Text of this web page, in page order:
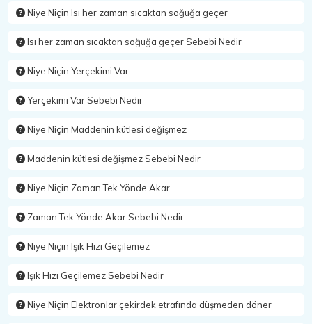
Niye Niçin Isı her zaman sıcaktan soğuğa geçer
Isı her zaman sıcaktan soğuğa geçer Sebebi Nedir
Niye Niçin Yerçekimi Var
Yerçekimi Var Sebebi Nedir
Niye Niçin Maddenin kütlesi değişmez
Maddenin kütlesi değişmez Sebebi Nedir
Niye Niçin Zaman Tek Yönde Akar
Zaman Tek Yönde Akar Sebebi Nedir
Niye Niçin Işık Hızı Geçilemez
Işık Hızı Geçilemez Sebebi Nedir
Niye Niçin Elektronlar çekirdek etrafında düşmeden döner